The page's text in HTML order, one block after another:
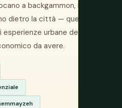
a backgammon, le
dietro la città — questo è
urbane del
da avere.